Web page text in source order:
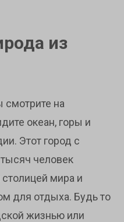
из
смотрите на
океан, горы и
Этот город с
человек
мира и
для отдыха. Будь то
жизнью или